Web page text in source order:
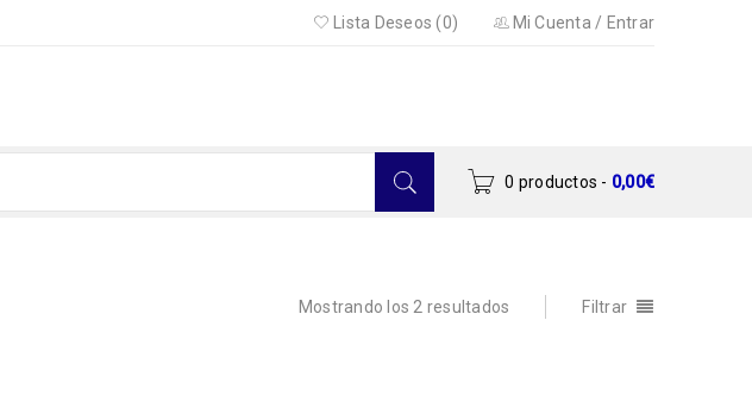
Mi Cuenta / Entrar
Lista Deseos (0)
0 productos - 0,00€
Filtrar
Mostrando los 2 resultados